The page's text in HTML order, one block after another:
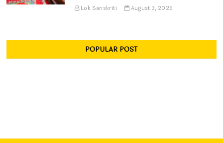
Lok Sanskriti August 3, 2026
POPULAR POST